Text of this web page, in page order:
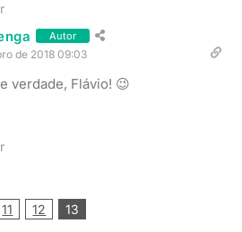
Autor
de 2018 09:03
verdade, Flávio! 😉
11 12 13